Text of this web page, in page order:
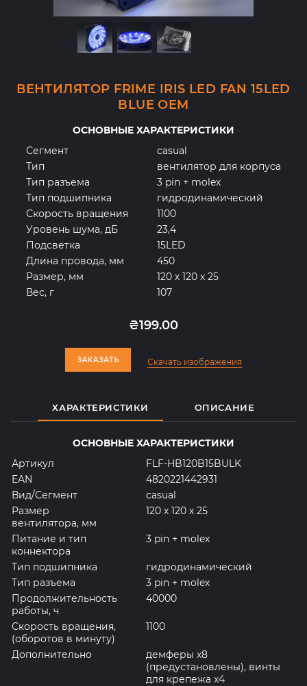
ВЕНТИЛЯТОР FRIME IRIS LED FAN 15LED
BLUE OEM
ОСНОВНЫЕ ХАРАКТЕРИСТИКИ
Сегмент
casual
Тип
вентилятор для корпуса
Тип разъема
3 pin + molex
Тип подшипника
гидродинамический
Скорость вращения
1100
Уровень шума, дБ
23,4
Подсветка
15LED
Длина провода, мм
450
Размер, мм
120 х 120 х 25
Вес, г
107
₴199.00
ЗАКАЗАТЬ
ЗАКАЗАТЬ Скачать изображения
ХАРАКТЕРИСТИКИ ОПИСАНИЕ
ОСНОВНЫЕ ХАРАКТЕРИСТИКИ
Артикул
FLF-HB120B15BULK
EAN
4820221442931
Вид/Сегмент
casual
Размер
вентилятора, мм
120 х 120 х 25
Питание и тип
коннектора
3 pin + molex
Тип подшипника
гидродинамический
Тип разъема
3 pin + molex
Продолжительность
работы, ч
40000
Скорость вращения,
(оборотов в минуту)
1100
Дополнительно
демферы х8
(предустановлены), винты
для крепежа х4